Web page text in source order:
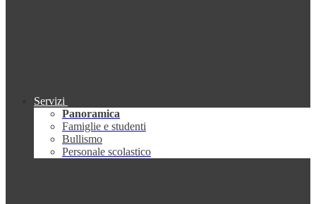
Servizi
Panoramica
Famiglie e studenti
Bullismo
Personale scolastico